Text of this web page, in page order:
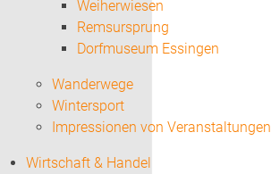
Weiherwiesen
Remsursprung
Dorfmuseum Essingen
Wanderwege
Wintersport
Impressionen von Veranstaltungen
Wirtschaft & Handel